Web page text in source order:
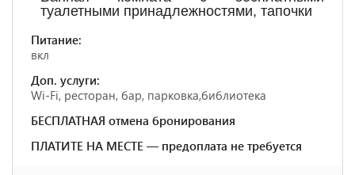
туалетными принадлежностями, тапочки
Питание:
вкл
Доп. услуги:
Wi-Fi, ресторан, бар, парковка,библиотека
БЕСПЛАТНАЯ отмена бронирования
ПЛАТИТЕ НА МЕСТЕ — предоплата не требуется